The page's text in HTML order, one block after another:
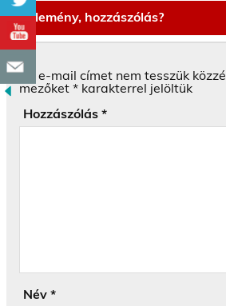
Vélemény, hozzászólás?
Az e-mail címet nem tesszük közzé.
mezőket * karakterrel jelöltük
Hozzászólás *
Név *